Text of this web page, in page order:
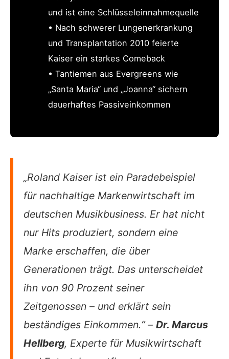
und ist eine Schlüsseleinnahmequelle
• Nach schwerer Lungenerkrankung
und Transplantation 2010 feierte
Kaiser ein starkes Comeback
• Tantiemen aus Evergreens wie
„Santa Maria“ und „Joanna“ sichern
dauerhaftes Passiveinkommen
„Roland Kaiser ist ein Paradebeispiel
für nachhaltige Markenwirtschaft im
deutschen Musikbusiness. Er hat nicht
nur Hits produziert, sondern eine
Marke erschaffen, die über
Generationen trägt. Das unterscheidet
ihn von 90 Prozent seiner
Zeitgenossen – und erklärt sein
beständiges Einkommen.“ – Dr. Marcus
Hellberg, Experte für Musikwirtschaft